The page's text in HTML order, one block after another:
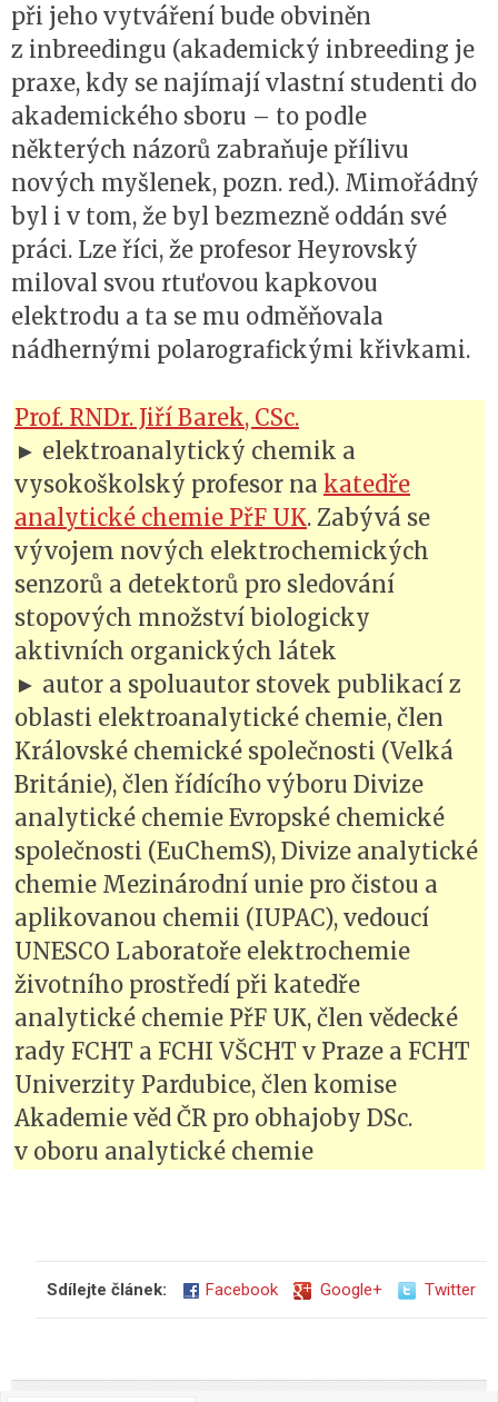
při jeho vytváření bude obviněn
z inbreedingu (akademický inbreeding je
praxe, kdy se najímají vlastní studenti do
akademického sboru – to podle
některých názorů zabraňuje přílivu
nových myšlenek, pozn. red.). Mimořádný
byl i v tom, že byl bezmezně oddán své
práci. Lze říci, že profesor Heyrovský
miloval svou rtuťovou kapkovou
elektrodu a ta se mu odměňovala
nádhernými polarografickými křivkami.
Prof. RNDr. Jiří Barek, CSc.
► elektroanalytický chemik a
vysokoškolský profesor na katedře
analytické chemie PřF UK. Zabývá se
vývojem nových elektrochemických
senzorů a detektorů pro sledování
stopových množství biologicky
aktivních organických látek
► autor a spoluautor stovek publikací z
oblasti elektroanalytické chemie, člen
Královské chemické společnosti (Velká
Británie), člen řídícího výboru Divize
analytické chemie Evropské chemické
společnosti (EuChemS), Divize analytické
chemie Mezinárodní unie pro čistou a
aplikovanou chemii (IUPAC), vedoucí
UNESCO Laboratoře elektrochemie
životního prostředí při katedře
analytické chemie PřF UK, člen vědecké
rady FCHT a FCHI VŠCHT v Praze a FCHT
Univerzity Pardubice, člen komise
Akademie věd ČR pro obhajoby DSc.
v oboru analytické chemie
Sdílejte článek: Facebook Google+ Twitter